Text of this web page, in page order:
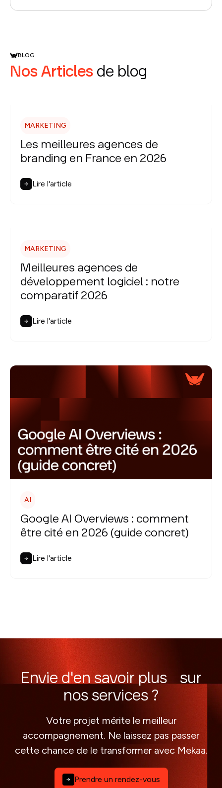
BLOG
Nos Articles de blog
MARKETING
Les meilleures agences de
branding en France en 2026
Lire l'article
MARKETING
Meilleures agences de
développement logiciel : notre
comparatif 2026
Lire l'article
AI
Google AI Overviews : comment
être cité en 2026 (guide concret)
Lire l'article
Envie d'en savoir plus sur
nos services ?
Votre projet mérite le meilleur
accompagnement. Ne laissez pas passer
cette chance de le transformer avec Mekaa.
Prendre un rendez-vous